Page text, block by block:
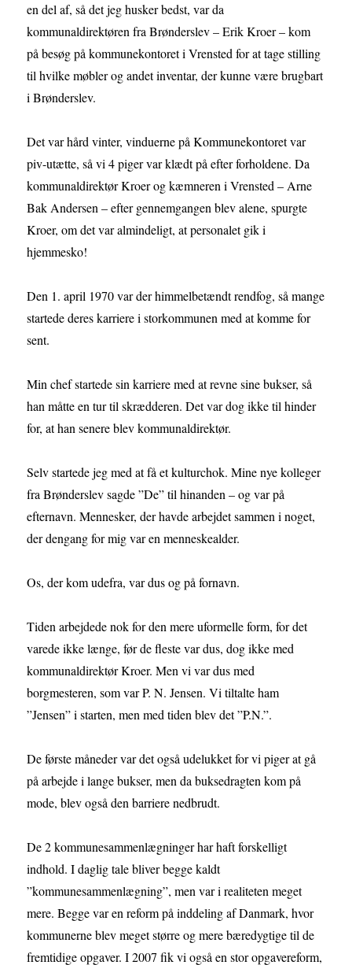
en del af, så det jeg husker bedst, var da
kommunaldirektøren fra Brønderslev – Erik Kroer – kom
på besøg på kommunekontoret i Vrensted for at tage stilling
til hvilke møbler og andet inventar, der kunne være brugbart
i Brønderslev.
Det var hård vinter, vinduerne på Kommunekontoret var
piv-utætte, så vi 4 piger var klædt på efter forholdene. Da
kommunaldirektør Kroer og kæmneren i Vrensted – Arne
Bak Andersen – efter gennemgangen blev alene, spurgte
Kroer, om det var almindeligt, at personalet gik i
hjemmesko!
Den 1. april 1970 var der himmelbetændt rendfog, så mange
startede deres karriere i storkommunen med at komme for
sent.
Min chef startede sin karriere med at revne sine bukser, så
han måtte en tur til skrædderen. Det var dog ikke til hinder
for, at han senere blev kommunaldirektør.
Selv startede jeg med at få et kulturchok. Mine nye kolleger
fra Brønderslev sagde ”De” til hinanden – og var på
efternavn. Mennesker, der havde arbejdet sammen i noget,
der dengang for mig var en menneskealder.
Os, der kom udefra, var dus og på fornavn.
Tiden arbejdede nok for den mere uformelle form, for det
varede ikke længe, før de fleste var dus, dog ikke med
kommunaldirektør Kroer. Men vi var dus med
borgmesteren, som var P. N. Jensen. Vi tiltalte ham
”Jensen” i starten, men med tiden blev det ”P.N.”.
De første måneder var det også udelukket for vi piger at gå
på arbejde i lange bukser, men da buksedragten kom på
mode, blev også den barriere nedbrudt.
De 2 kommunesammenlægninger har haft forskelligt
indhold. I daglig tale bliver begge kaldt
”kommunesammenlægning”, men var i realiteten meget
mere. Begge var en reform på inddeling af Danmark, hvor
kommunerne blev meget større og mere bæredygtige til de
fremtidige opgaver. I 2007 fik vi også en stor opgavereform,